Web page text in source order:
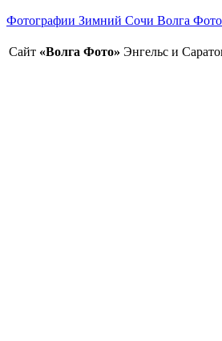
Фотографии Зимний Сочи Волга Фото
Сайт «Волга Фото» Энгельс и